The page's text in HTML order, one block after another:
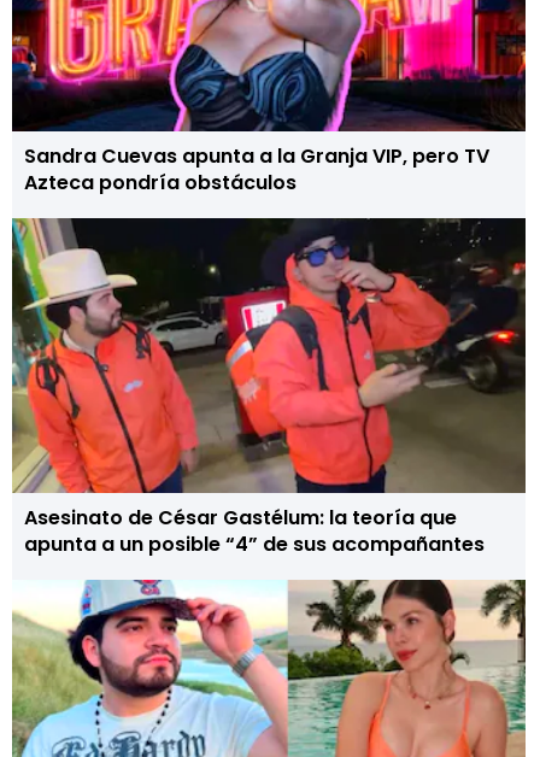
Sandra Cuevas apunta a la Granja VIP, pero TV
Azteca pondría obstáculos
Asesinato de César Gastélum: la teoría que
apunta a un posible “4” de sus acompañantes